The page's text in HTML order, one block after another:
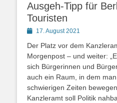
Ausgeh-Tipp für
Touristen
Posted17. August 2021
Der Platz vor dem
Morgenpost – und weiter:
sich Bürgerinnen und
auch ein Raum, in dem
schwierigen Zeiten
Kanzleramt soll Politik